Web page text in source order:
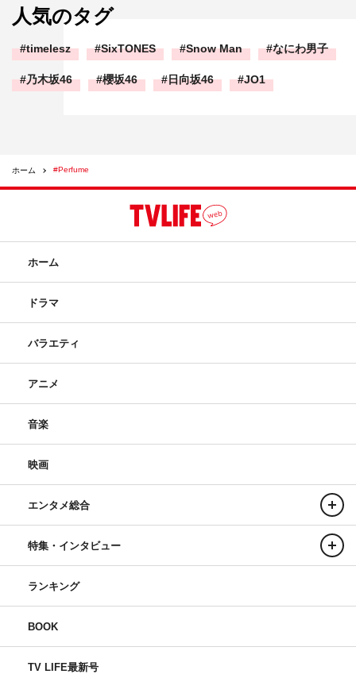
人気のタグ
timelesz SixTONES Snow Man なにわ男子
乃木坂46 櫻坂46 日向坂46 JO1
ホーム #Perfume
ホーム
ドラマ
バラエティ
アニメ
音楽
映画
エンタメ総合
特集・インタビュー
ランキング
BOOK
TV LIFE最新号